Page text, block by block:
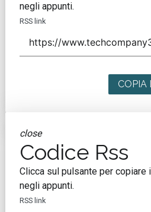
negli appunti.
RSS link
COPIA
close
Codice Rss
Clicca sul pulsante per copiare
negli appunti.
RSS link